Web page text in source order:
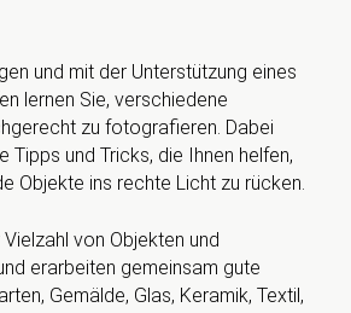
und mit der Unterstützung eines
lernen Sie, verschiedene
zu fotografieren. Dabei
Tipps und Tricks, die Ihnen helfen,
Objekte ins rechte Licht zu rücken.
von Objekten und
erarbeiten gemeinsam gute
Gemälde, Glas, Keramik, Textil,